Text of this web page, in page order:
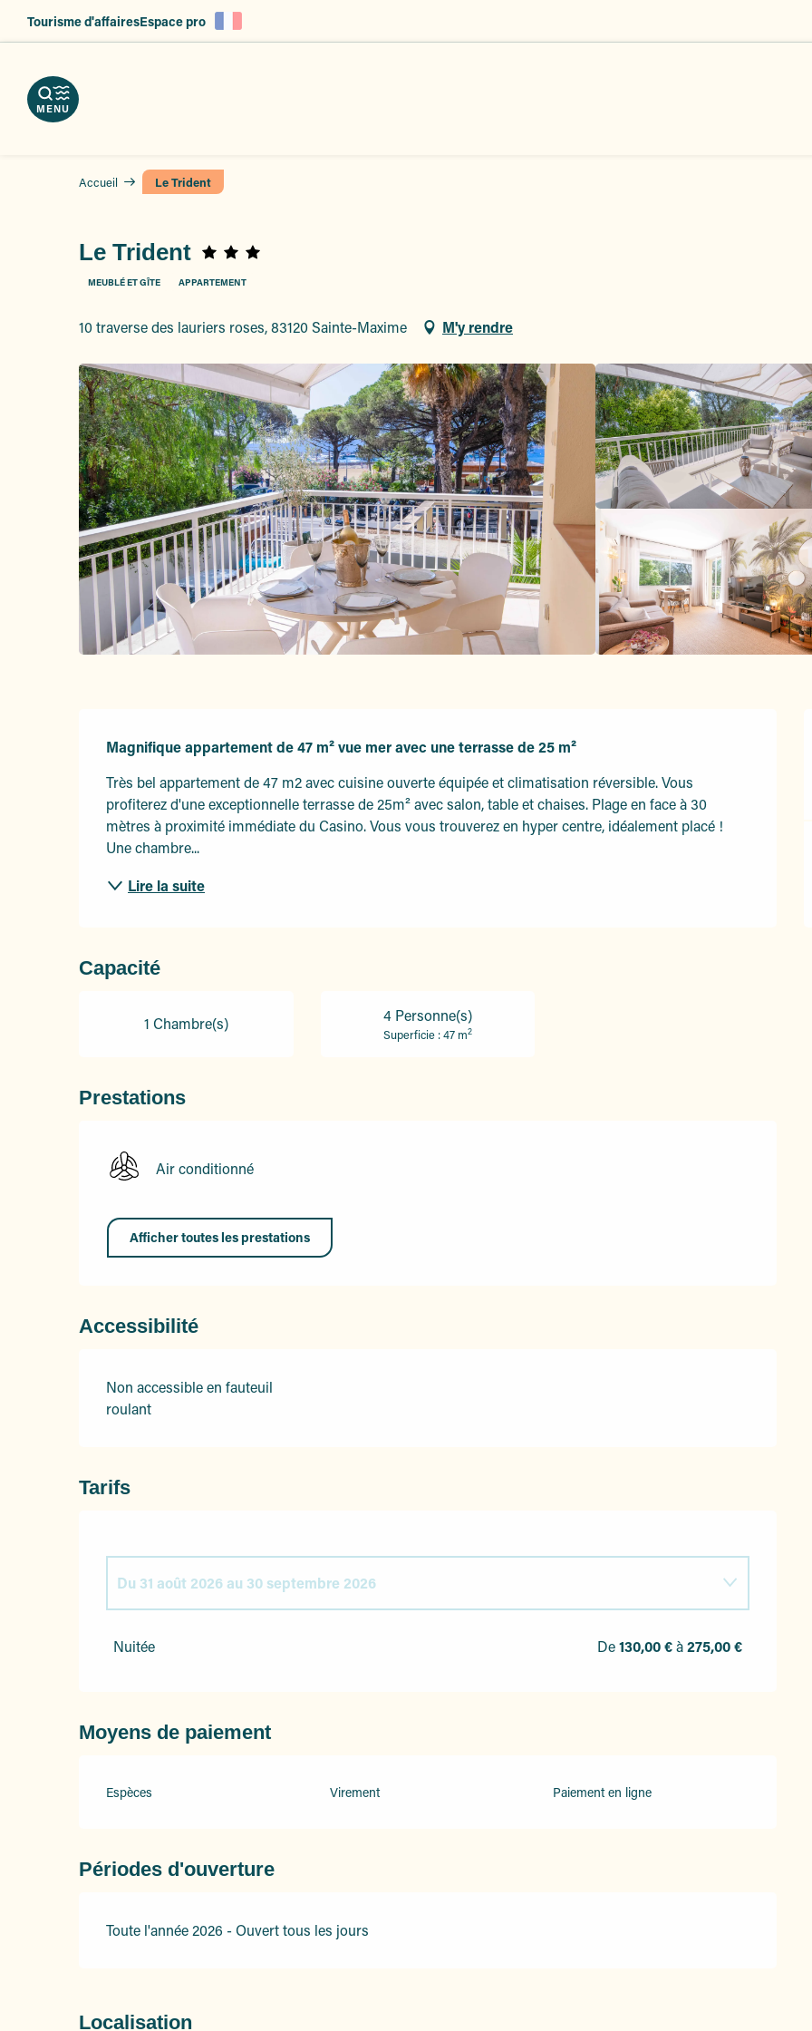
principal
Tourisme d'affairesEspace pro
MENU
Accueil Le Trident
Le Trident
MEUBLÉ ET GÎTE APPARTEMENT
10 traverse des lauriers roses, 83120 Sainte-Maxime M'y rendre
Magnifique appartement de 47 m² vue mer avec une terrasse de 25 m²
Très bel appartement de 47 m2 avec cuisine ouverte équipée et climatisation réversible. Vous
profiterez d'une exceptionnelle terrasse de 25m² avec salon, table et chaises. Plage en face à 30
mètres à proximité immédiate du Casino. Vous vous trouverez en hyper centre, idéalement placé !
Une chambre...
Lire la suite
Capacité
1 Chambre(s) 4 Personne(s)
Superficie : 47 m2
Prestations
Air conditionné
Afficher toutes les prestations
Accessibilité
Non accessible en fauteuil
roulant
Tarifs
Du 31 août 2026 au 30 septembre 2026
Du1 octobre 2026au31 décembre 2026
Nuitée De130,00 €à275,00 €
Moyens de paiement
Espèces Virement Paiement en ligne
Périodes d'ouverture
Toute l'année 2026 - Ouvert tous les jours
Localisation